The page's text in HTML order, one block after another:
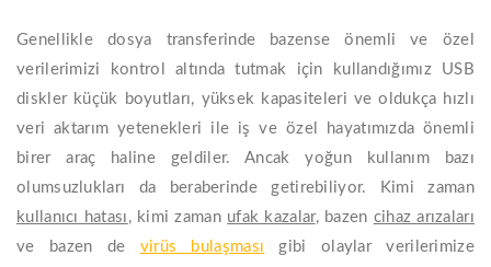
Genellikle dosya transferinde bazense önemli ve özel
verilerimizi kontrol altında tutmak için kullandığımız USB
diskler küçük boyutları, yüksek kapasiteleri ve oldukça hızlı
veri aktarım yetenekleri ile iş ve özel hayatımızda önemli
birer araç haline geldiler. Ancak yoğun kullanım bazı
olumsuzlukları da beraberinde getirebiliyor. Kimi zaman
kullanıcı hatası , kimi zaman ufak kazalar, bazen cihaz arızaları
ve bazen de virüs bulaşması gibi olaylar verilerimize